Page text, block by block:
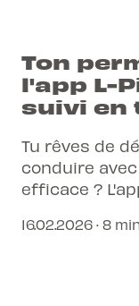
Ton
l'app L-
suivi en
Tu rêves de
conduire
efficace ?
progression
16.02.2026 · 8